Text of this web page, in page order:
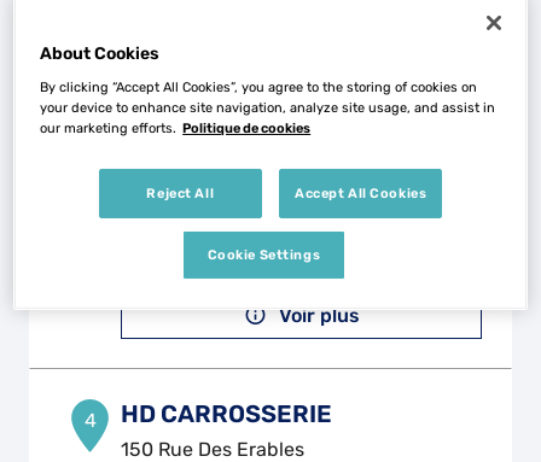
3 GARAGE DU GOLF
60520 THIERS-SUR-THEVE
Ouvert 08:30 - 12:30 et 14:00 -
18:00
Téléphone
Voir plus
4 HD CARROSSERIE
150 Rue Des Erables
About Cookies
By clicking “Accept All Cookies”, you agree to the storing of cookies on
your device to enhance site navigation, analyze site usage, and assist in
our marketing efforts. Politique de cookies
Reject All Accept All Cookies
Cookie Settings